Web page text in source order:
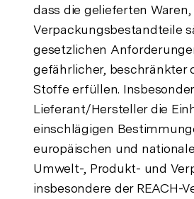
dass die gelieferten
Verpackungsbestandteile
gesetzlichen
gefährlicher, beschränkter
Stoffe erfüllen.
Lieferant/Hersteller die
einschlägigen
europäischen und
Umwelt-, Produkt- und
insbesondere der REACH-